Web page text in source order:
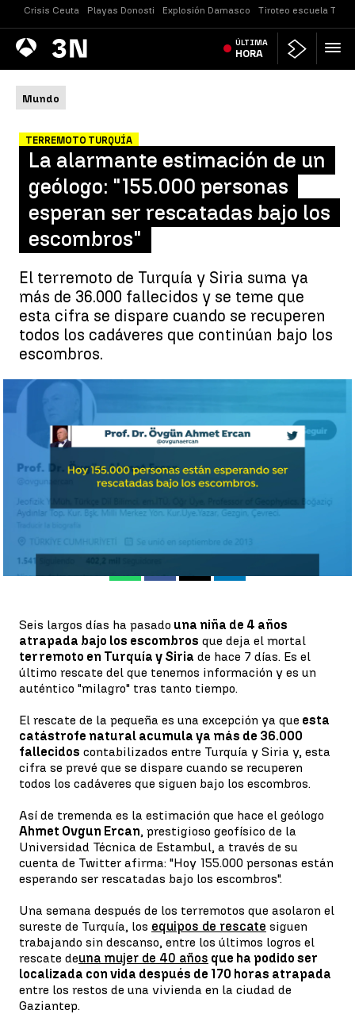
Crisis Ceuta Playas Donosti Explosión Damasco Tiroteo escuela
Antena
3 Noticias ÚLTIMA
HORA
Mundo
TERREMOTO TURQUÍA
La alarmante estimación de un
geólogo: "155.000 personas
esperan ser rescatadas bajo los
escombros"
El terremoto de Turquía y Siria suma ya
más de 36.000 fallecidos y se teme que
esta cifra se dispare cuando se recuperen
todos los cadáveres que continúan bajo los
escombros.
La predicción de un geólogo sobre el número de fallecidos en el
Antena 3 Noticias
Seis largos días ha pasado una niña de 4 años
atrapada bajo los escombros que deja el mortal
terremoto en Turquía y Siria de hace 7 días. Es el
último rescate del que tenemos información y es un
auténtico "milagro" tras tanto tiempo.
El rescate de la pequeña es una excepción ya que esta
catástrofe natural acumula ya más de 36.000
fallecidos contabilizados entre Turquía y Siria y, esta
cifra se prevé que se dispare cuando se recuperen
todos los cadáveres que siguen bajo los escombros.
Así de tremenda es la estimación que hace el geólogo
Ahmet Ovgun Ercan, prestigioso geofísico de la
Universidad Técnica de Estambul, a través de su
cuenta de Twitter afirma: "Hoy 155.000 personas están
esperando ser rescatadas bajo los escombros".
Una semana después de los terremotos que asolaron el
sureste de Turquía, los equipos de rescate siguen
trabajando sin descanso, entre los últimos logros el
rescate deuna mujer de 40 años que ha podido ser
localizada con vida después de 170 horas atrapada
entre los restos de una vivienda en la ciudad de
Gaziantep.